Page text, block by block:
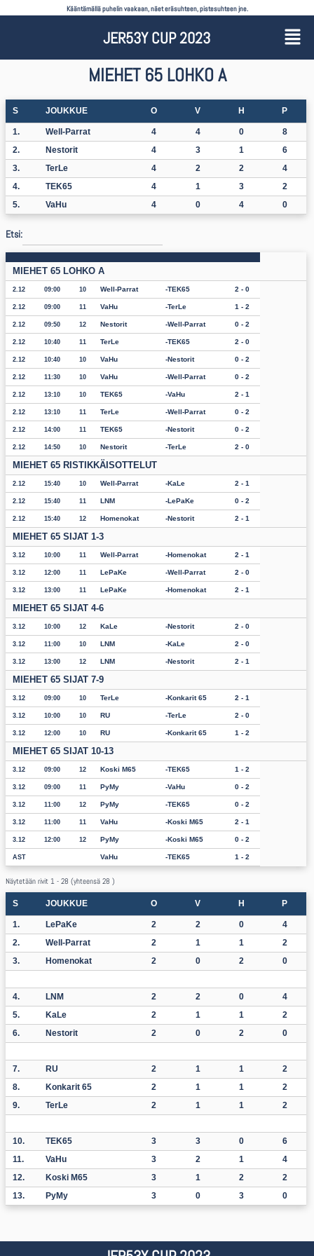
Kääntämällä puhelin vaakaan, näet eräsuhteen, pistesuhteen jne.
JER53Y CUP 2023
MIEHET 65 LOHKO A
S JOUKKUE O V H P
1. Well-Parrat 4 4 0
8
2.
Nestorit 4 3 1
6
3.
TerLe 4 2 2
4
4.
TEK65 4 1 3
2
5.
VaHu 4 0 4 0
Etsi:
MIEHET 65 LOHKO A
2.12 09:00 10 Well-Parrat TEK65 2 - 0
2.12 09:00 11 VaHu TerLe 1 - 2
2.12 09:50 12 Nestorit Well-Parrat 0 - 2
2.12 10:40 11 TerLe TEK65 2 - 0
2.12 10:40 10 VaHu Nestorit 0 - 2
2.12 11:30 10 VaHu Well-Parrat 0 - 2
2.12 13:10 10 TEK65 VaHu 2 - 1
2.12 13:10 11 TerLe Well-Parrat 0 - 2
2.12 14:00 11 TEK65 Nestorit 0 - 2
2.12 14:50 10 Nestorit TerLe 2 - 0
MIEHET 65 RISTIKKÄISOTTELUT
2.12 15:40 10 Well-Parrat KaLe 2 - 1
2.12 15:40 11 LNM LePaKe 0 - 2
2.12 15:40 12 Homenokat Nestorit 2 - 1
MIEHET 65 SIJAT 1-3
3.12 10:00 11 Well-Parrat Homenokat 2 - 1
3.12 12:00 11 LePaKe Well-Parrat 2 - 0
3.12 13:00 11 LePaKe Homenokat 2 - 1
MIEHET 65 SIJAT 4-6
3.12 10:00 12 KaLe Nestorit 2 - 0
3.12 11:00 10 LNM KaLe 2 - 0
3.12 13:00 12 LNM Nestorit 2 - 1
MIEHET 65 SIJAT 7-9
3.12 09:00 10 TerLe Konkarit 65 2 - 1
3.12 10:00 10 RU TerLe 2 - 0
3.12 12:00 10 RU Konkarit 65 1 - 2
MIEHET 65 SIJAT 10-13
3.12 09:00 12 Koski M65 TEK65 1 - 2
3.12 09:00 11 PyMy VaHu 0 - 2
3.12 11:00 12 PyMy TEK65 0 - 2
3.12 11:00 11 VaHu Koski M65 2 - 1
3.12 12:00 12 PyMy Koski M65 0 - 2
AST VaHu TEK65 1 - 2
Näytetään rivit 1 - 28 (yhteensä 28 )
S JOUKKUE O V H P
1. LePaKe 2 2 0
4
2.
Well-Parrat 2 1 1
2
3.
Homenokat 2 0 2 0
4. LNM 2 2 0
4
5.
KaLe 2 1 1
2
6.
Nestorit 2 0 2 0
7. RU 2 1 1
2
8.
Konkarit 65 2 1 1
2
9.
TerLe 2 1 1 2
10. TEK65 3 3 0
6
11.
VaHu 3 2 1
4
12.
Koski M65 3 1 2
2
13.
PyMy 3 0 3 0